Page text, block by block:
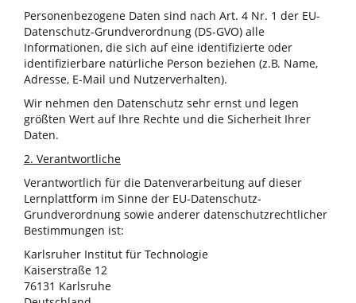
Personenbezogene Daten sind nach Art. 4 Nr. 1 der EU-
Datenschutz-Grundverordnung (DS-GVO) alle
Informationen, die sich auf eine identifizierte oder
identifizierbare natürliche Person beziehen (z.B. Name,
Adresse, E-Mail und Nutzerverhalten).
Wir nehmen den Datenschutz sehr ernst und legen
größten Wert auf Ihre Rechte und die Sicherheit Ihrer
Daten.
2. Verantwortliche
Verantwortlich für die Datenverarbeitung auf dieser
Lernplattform im Sinne der EU-Datenschutz-
Grundverordnung sowie anderer datenschutzrechtlicher
Bestimmungen ist:
Karlsruher Institut für Technologie
Kaiserstraße 12
76131 Karlsruhe